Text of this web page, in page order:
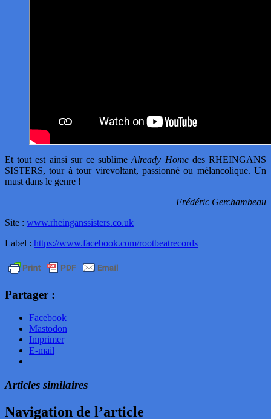
Et tout est ainsi sur ce sublimeAlready Homedes RHEINGANS
SISTERS, tour à tour virevoltant, passionné ou mélancolique. Un
must dans le genre !
Frédéric Gerchambeau
Site : www.rheinganssisters.co.uk
Label : https://www.facebook.com/rootbeatrecords
Partager :
Facebook
Mastodon
Imprimer
E-mail
Articles similaires
Navigation de l’article